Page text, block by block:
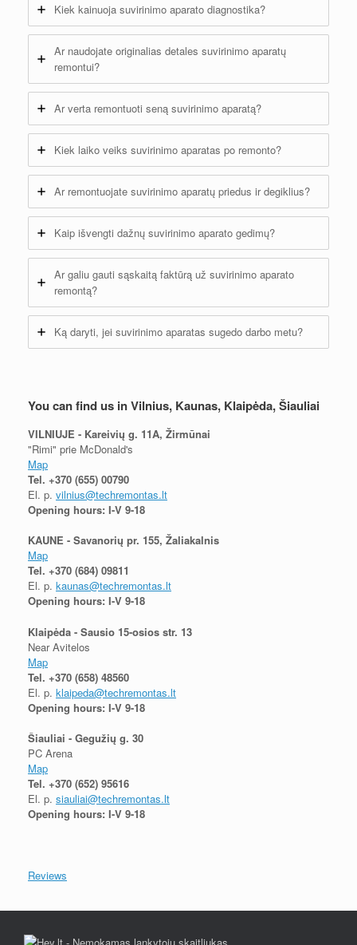
Kiek kainuoja suvirinimo aparato diagnostika?
Ar naudojate originalias detales suvirinimo aparatų
remontui?
Ar verta remontuoti seną suvirinimo aparatą?
Kiek laiko veiks suvirinimo aparatas po remonto?
Ar remontuojate suvirinimo aparatų priedus ir degiklius?
Kaip išvengti dažnų suvirinimo aparato gedimų?
Ar galiu gauti sąskaitą faktūrą už suvirinimo aparato
remontą?
Ką daryti, jei suvirinimo aparatas sugedo darbo metu?
You can find us in Vilnius, Kaunas, Klaipėda, Šiauliai
VILNIUJE - Kareivių g. 11A, Žirmūnai
"Rimi" prie McDonald's
Map
Tel. +370 (655) 00790
El. p. vilnius@techremontas.lt
Opening hours: I-V 9-18
KAUNE - Savanorių pr. 155, Žaliakalnis
Map
Tel. +370 (684) 09811
El. p. kaunas@techremontas.lt
Opening hours: I-V 9-18
Klaipėda - Sausio 15-osios str. 13
Near Avitelos
Map
Tel. +370 (658) 48560
El. p. klaipeda@techremontas.lt
Opening hours: I-V 9-18
Šiauliai - Gegužių g. 30
PC Arena
Map
Tel. +370 (652) 95616
El. p. siauliai@techremontas.lt
Opening hours: I-V 9-18
Reviews